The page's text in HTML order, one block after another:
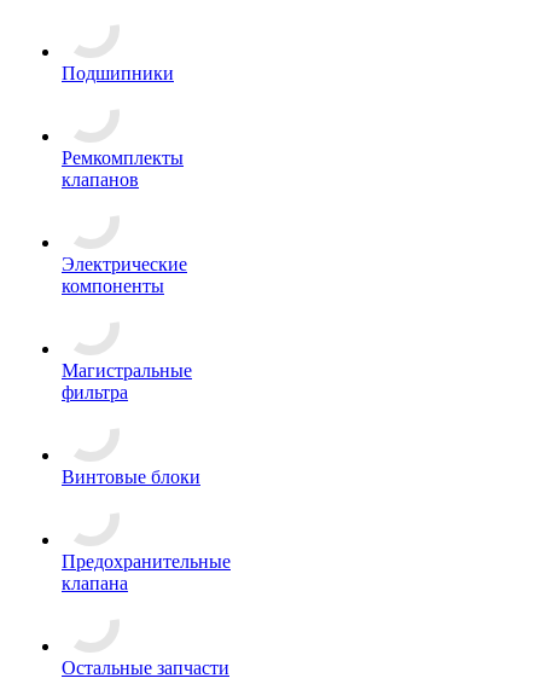
Подшипники
Ремкомплекты
клапанов
Электрические
компоненты
Магистральные
фильтра
Винтовые блоки
Предохранительные
клапана
Остальные запчасти